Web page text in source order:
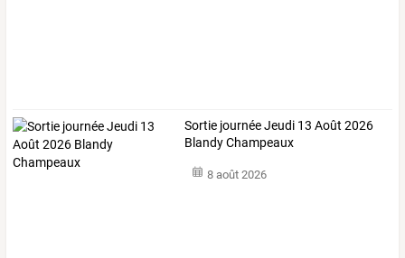
Sortie journée Jeudi 13 Août 2026
Blandy Champeaux
8 août 2026